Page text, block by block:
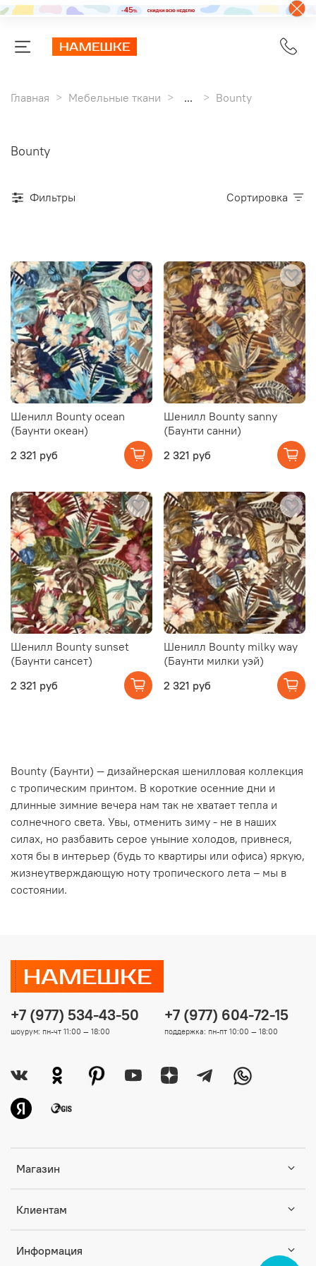
Главная Мебельные ткани ... Bounty
Bounty
Фильтры Сортировка
Шенилл Bounty ocean
(Баунти океан)
2 321 руб
Шенилл Bounty sanny
(Баунти санни)
2 321 руб
Шенилл Bounty sunset
(Баунти сансет)
2 321 руб
Шенилл Bounty milky way
(Баунти милки уэй)
2 321 руб
Bounty (Баунти) — дизайнерская шенилловая коллекция
с тропическим принтом. В короткие осенние дни и
длинные зимние вечера нам так не хватает тепла и
солнечного света. Увы, отменить зиму - не в наших
силах, но разбавить серое уныние холодов, привнеся,
хотя бы в интерьер (будь то квартиры или офиса) яркую,
жизнеутверждающую ноту тропического лета – мы в
состоянии.
Магазин
Клиентам
Информация
+7 (977) 534-43-50
шоурум: пн-чт 11:00 — 18:00
+7 (977) 604-72-15
поддержка: пн-пт 10:00 — 18:00